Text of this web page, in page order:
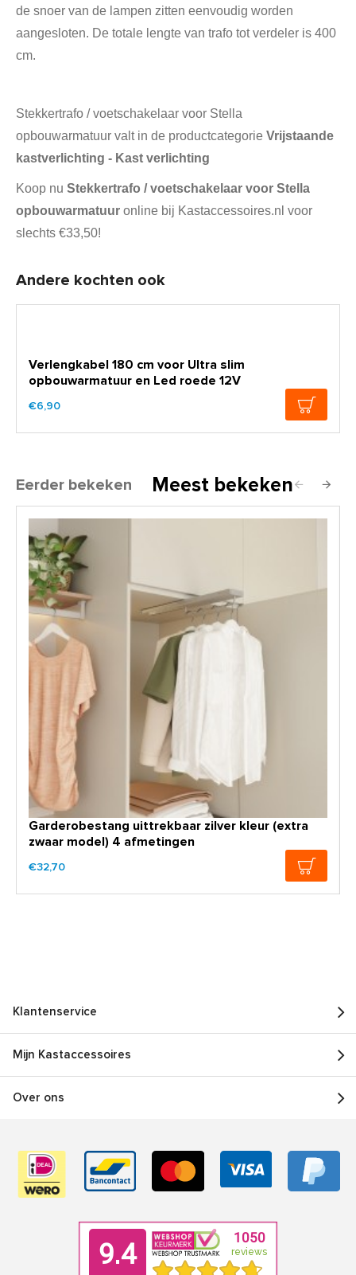
de snoer van de lampen zitten eenvoudig worden
aangesloten. De totale lengte van trafo tot verdeler is 400
cm.
Stekkertrafo / voetschakelaar voor Stella
opbouwarmatuur valt in de productcategorie Vrijstaande
kastverlichting - Kast verlichting
Koop nu Stekkertrafo / voetschakelaar voor Stella
opbouwarmatuur online bij Kastaccessoires.nl voor
slechts €33,50!
Andere kochten ook
Verlengkabel 180 cm voor Ultra slim
opbouwarmatuur en Led roede 12V
€6,90
Eerder bekeken Meest bekeken
Garderobestang uittrekbaar zilver kleur (extra
zwaar model) 4 afmetingen
€32,70
Klantenservice
Mijn Kastaccessoires
Over ons